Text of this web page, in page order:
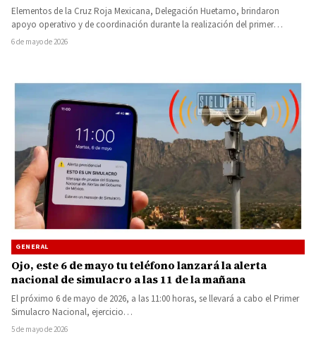
Elementos de la Cruz Roja Mexicana, Delegación Huetamo, brindaron
apoyo operativo y de coordinación durante la realización del primer
Simulacro…
6 de mayo de 2026
GENERAL
Ojo, este 6 de mayo tu teléfono lanzará la alerta
nacional de simulacro a las 11 de la mañana
El próximo 6 de mayo de 2026, a las 11:00 horas, se llevará a cabo el Primer
Simulacro Nacional, ejercicio…
5 de mayo de 2026